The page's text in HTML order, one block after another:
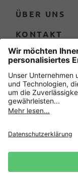
ÜBER UNS
KONTAKT
ZAHLUNG
Cookie-